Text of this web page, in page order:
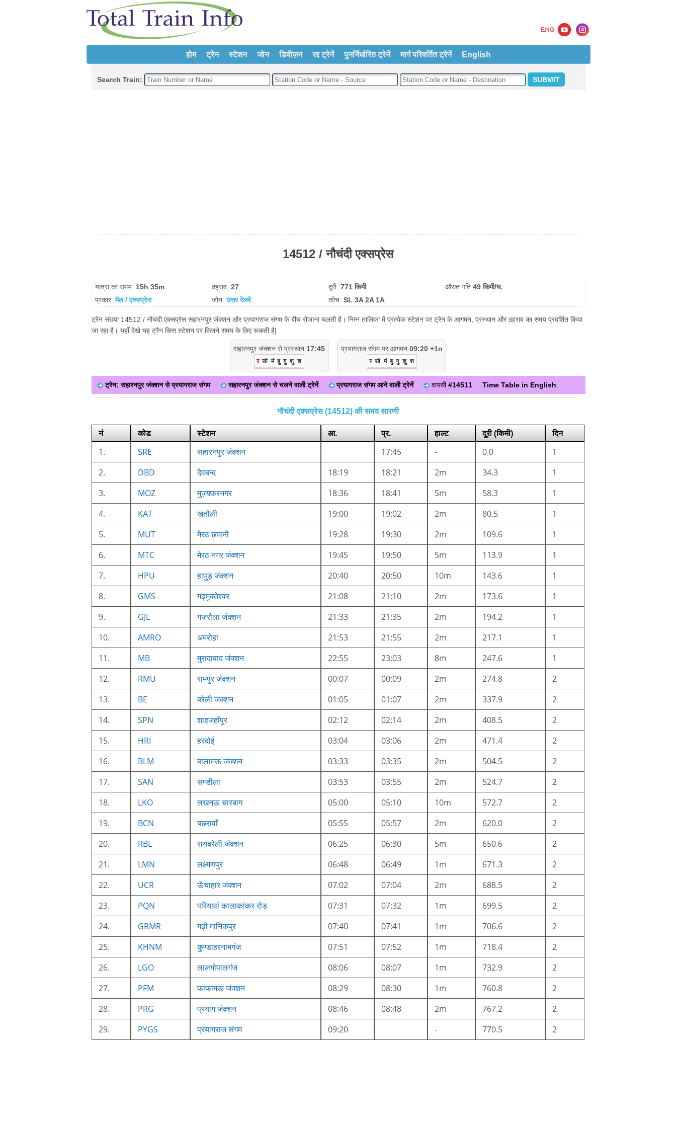
होम ट्रेन स्टेशन जोन डिवीज़न रद्द ट्रेनें पुनर्निर्धारित ट्रेनें मार्ग परिवर्तित ट्रेनें English
Search Train:
14512 / नौचंदी एक्सप्रेस
यात्रा का समय: 15h 35m ठहराव: 27 दूरी: 771 किमी औसत गति 49 किमी/घ.
प्रकार:मेल / एक्सप्रेस जोन:उत्तर रेलवे कोच: SL 3A 2A 1A
ट्रेन संख्या 14512 / नौचंदी एक्सप्रेस सहारनपुर जंक्शन और प्रयागराज संगम के बीच रोजाना चलती है। निम्न तालिका में प्रत्येक स्टेशन पर ट्रेन के आगमन, प्रस्थान और ठहराव का समय प्रदर्शित किया
जा रहा है। यहाँ देखे यह ट्रैन किस स्टेशन पर कितने समय के लिए रूकती है|
सहारनपुर जंक्शन से प्रस्थान 17:45
र सो मं बु गु शु श
प्रयागराज संगम पर आगमन 09:20 +1n
र सो मं बु गु शु श
ट्रेन: सहारनपुर जंक्शन से प्रयागराज संगम सहारनपुर जंक्शन से चलने वाली ट्रेनें प्रयागराज संगम आने वाली ट्रेनें वापसी#14511 Time Table in English
नौचंदी एक्सप्रेस (14512) की समय सारणी
नं कोड स्टेशन आ. प्र. हाल्ट दूरी (किमी)
दिन
1.
SRE सहारनपुर जंक्शन 17:45 - 0.0
1
2.
DBD देवबन्द 18:19 18:21 2m 34.3
1
3.
MOZ मुज़फ़्फ़रनगर 18:36 18:41 5m 58.3
1
4.
KAT खतौली 19:00 19:02 2m 80.5
1
5.
MUT मेरठ छावनी 19:28 19:30 2m 109.6
1
6.
MTC मेरठ नगर जंक्शन 19:45 19:50 5m 113.9
1
7.
HPU हापुड़ जंक्शन 20:40 20:50 10m 143.6
1
8.
GMS गढ़मुक्तेश्वर 21:08 21:10 2m 173.6
1
9.
GJL गजरौला जंक्शन 21:33 21:35 2m 194.2
1
10.
AMRO अमरोहा 21:53 21:55 2m 217.1
1
11.
MB मुरादाबाद जंक्शन 22:55 23:03 8m 247.6
1
12.
RMU रामपुर जंक्शन 00:07 00:09 2m 274.8
2
13.
BE बरेली जंक्शन 01:05 01:07 2m 337.9
2
14.
SPN शाहजहाँपुर 02:12 02:14 2m 408.5
2
15.
HRI हरदोई 03:04 03:06 2m 471.4
2
16.
BLM बालामऊ जंक्शन 03:33 03:35 2m 504.5
2
17.
SAN सण्डीला 03:53 03:55 2m 524.7
2
18.
LKO लखनऊ चारबाग 05:00 05:10 10m 572.7
2
19.
BCN बछरावाँ 05:55 05:57 2m 620.0
2
20.
RBL रायबरेली जंक्शन 06:25 06:30 5m 650.6
2
21.
LMN लक्ष्मणपुर 06:48 06:49 1m 671.3
2
22.
UCR ऊँचाहार जंक्शन 07:02 07:04 2m 688.5
2
23.
PQN परियावां कालाकांकर रोड 07:31 07:32 1m 699.5
2
24.
GRMR गढ़ी मानिकपुर 07:40 07:41 1m 706.6
2
25.
KHNM कुण्डाहरनामगंज 07:51 07:52 1m 718.4
2
26.
LGO लालगोपालगंज 08:06 08:07 1m 732.9
2
27.
PFM फाफामऊ जंक्शन 08:29 08:30 1m 760.8
2
28.
PRG प्रयाग जंक्शन 08:46 08:48 2m 767.2
2
29.
PYGS प्रयागराज संगम 09:20 - 770.5 2